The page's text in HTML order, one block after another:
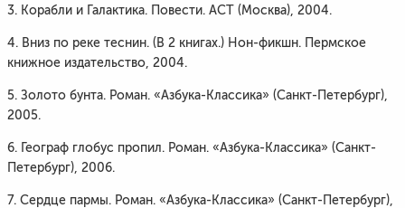
3. Корабли и Галактика. Повести. АСТ (Москва), 2004.
4. Вниз по реке теснин. (В 2 книгах.) Нон-фикшн. Пермское
книжное издательство, 2004.
5. Золото бунта. Роман. «Азбука-Классика» (Санкт-Петербург),
2005.
6. Географ глобус пропил. Роман. «Азбука-Классика» (Санкт-
Петербург), 2006.
7. Сердце пармы. Роман. «Азбука-Классика» (Санкт-Петербург),